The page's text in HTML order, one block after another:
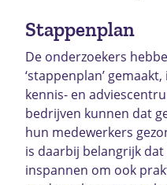
Stappenplan
De onderzoekers
‘stappenplan’
kennis- en
bedrijven kunnen dat
hun medewerkers
is daarbij belangrijk
inspannen om ook